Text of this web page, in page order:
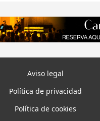
Aviso legal
Política de privacidad
Política de cookies